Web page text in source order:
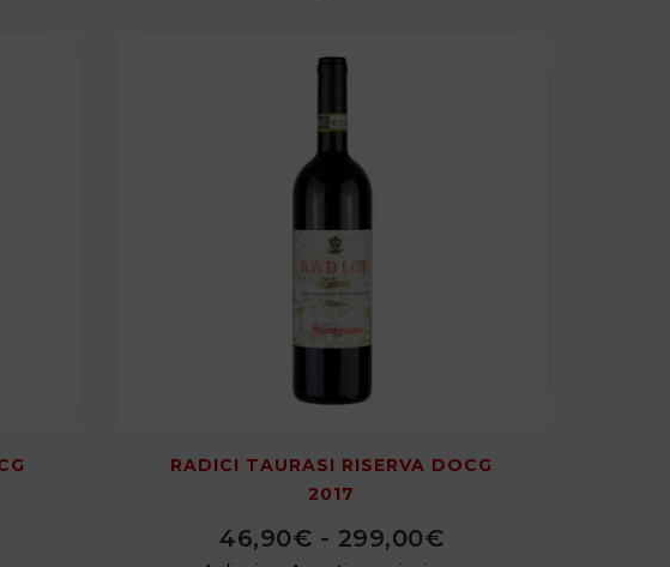
RADICI TAURASI RISERVA DOCG
2017
46,90€ - 299,00€